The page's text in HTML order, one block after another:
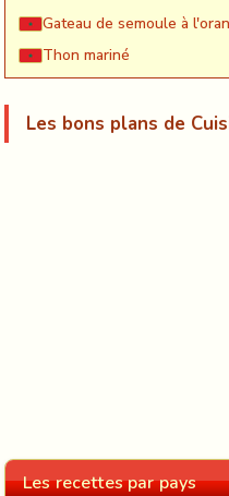
Gateau de semoule à
Thon mariné
Les bons plans de
Les recettes par pays